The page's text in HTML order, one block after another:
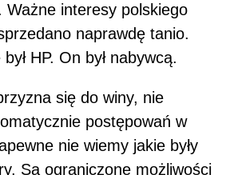
Ważne interesy polskiego
naprawdę tanio.
HP. On był nabywcą.
się do winy, nie
postępowań w
nie wiemy jakie były
Są ograniczone możliwości